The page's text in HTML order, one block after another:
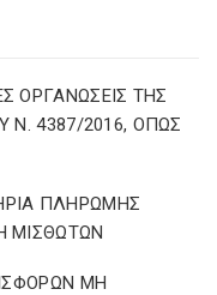
ΟΡΓΑΝΩΣΕΙΣ ΤΗΣ
Ν. 4387/2016, ΟΠΩΣ
ΠΛΗΡΩΜΗΣ
ΜΙΣΘΩΤΩΝ
ΜΗ